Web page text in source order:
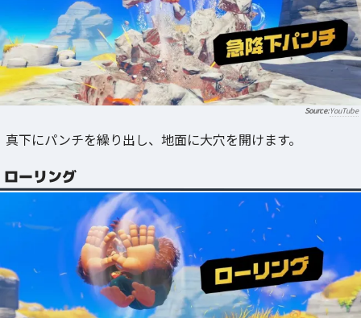
YouTube
真下にパンチを繰り出し、地面に大穴を開けます。
ローリング